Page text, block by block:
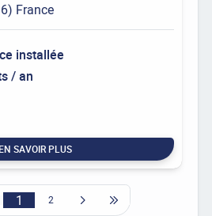
France
installée
/ an
SAVOIR PLUS
1 2